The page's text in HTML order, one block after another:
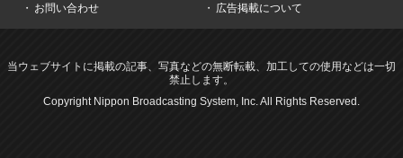
お問い合わせ
広告掲載について
当ウェブサイトに掲載の記事、写真などの無断転載、加工しての使用などは一切
禁止します。
Copyright Nippon Broadcasting System, Inc. All Rights Reserved.